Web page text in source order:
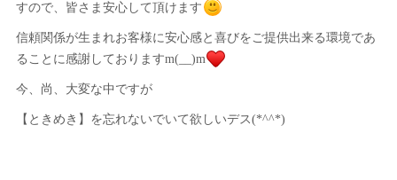
すので、皆さま安心して頂けます
信頼関係が生まれお客様に安心感と喜びをご提供出来る環境であ
ることに感謝しておりますm(__)m
今、尚、大変な中ですが
【ときめき】を忘れないでいて欲しいデス(*^^*)